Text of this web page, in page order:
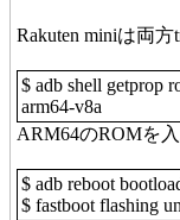
Rakuten miniは両
$ adb shell getprop
arm64-v8a
ARM64のROMを
$ adb reboot
$ fastboot flashing